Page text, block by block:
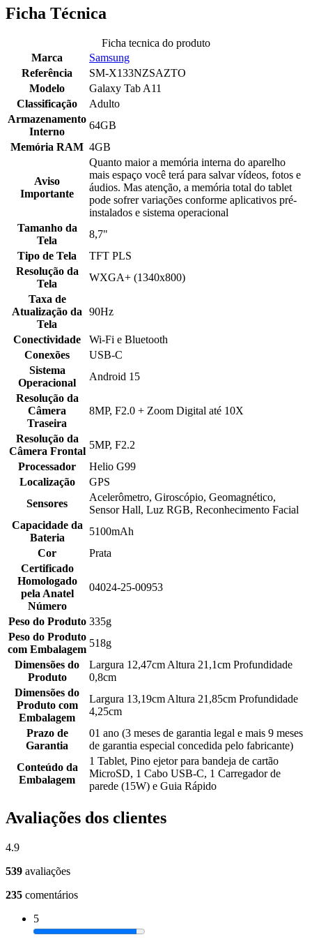
Ficha Técnica
Ficha tecnica do produto
Marca
Samsung
Referência
SM-X133NZSAZTO
Modelo
Galaxy Tab A11
Classificação
Adulto
Armazenamento
Interno
64GB
Memória RAM 4GB
Aviso
Importante
Quanto maior a memória interna do aparelho
mais espaço você terá para salvar vídeos, fotos e
áudios. Mas atenção, a memória total do tablet
pode sofrer variações conforme aplicativos pré-
instalados e sistema operacional
Tamanho da
Tela
8,7"
Tipo de Tela
TFT PLS
Resolução da
Tela
WXGA+ (1340x800)
Taxa de
Atualização da
Tela
90Hz
Conectividade
Wi-Fi e Bluetooth
Conexões
USB-C
Sistema
Operacional
Android 15
Resolução da
Câmera
Traseira
8MP, F2.0 + Zoom Digital até 10X
Resolução da
Câmera Frontal
5MP, F2.2
Processador
Helio G99
Localização
GPS
Sensores
Acelerômetro, Giroscópio, Geomagnético,
Sensor Hall, Luz RGB, Reconhecimento Facial
Capacidade da
Bateria
5100mAh
Cor
Prata
Certificado
Homologado
pela Anatel
Número
04024-25-00953
Peso do Produto 335g
Peso do Produto
com Embalagem
518g
Dimensões do
Produto
Largura 12,47cm Altura 21,1cm Profundidade
0,8cm
Dimensões do
Produto com
Embalagem
Largura 13,19cm Altura 21,85cm Profundidade
4,25cm
Prazo de
Garantia
01 ano (3 meses de garantia legal e mais 9 meses
de garantia especial concedida pelo fabricante)
Conteúdo da
Embalagem
1 Tablet, Pino ejetor para bandeja de cartão
MicroSD, 1 Cabo USB-C, 1 Carregador de
parede (15W) e Guia Rápido
Avaliações dos clientes
4.9
539 avaliações
235 comentários
5